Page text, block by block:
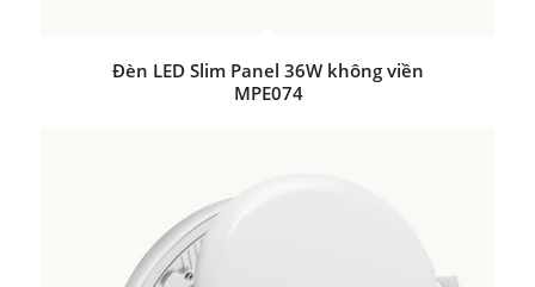
Đèn LED Slim Panel 36W không viền
MPE074